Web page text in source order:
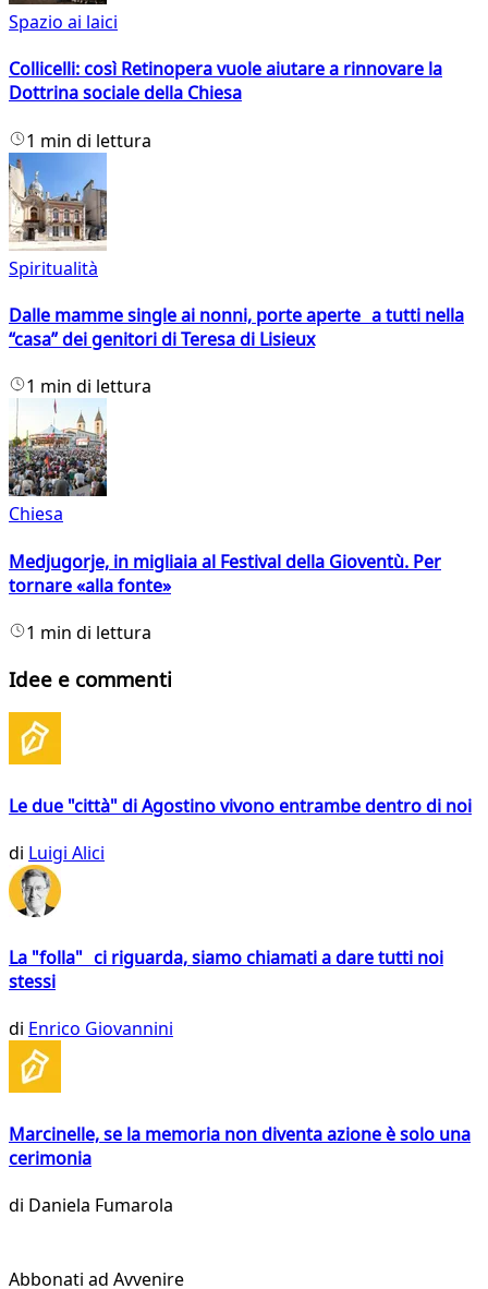
Spazio ai laici
Collicelli: così Retinopera vuole aiutare a rinnovare la
Dottrina sociale della Chiesa
1 min di lettura
Spiritualità
Dalle mamme single ai nonni, porte aperte a tutti nella
“casa” dei genitori di Teresa di Lisieux
1 min di lettura
Chiesa
Medjugorje, in migliaia al Festival della Gioventù. Per
tornare «alla fonte»
1 min di lettura
Idee e commenti
Le due "città" di Agostino vivono entrambe dentro di noi
di Luigi Alici
La "folla" ci riguarda, siamo chiamati a dare tutti noi
stessi
di Enrico Giovannini
Marcinelle, se la memoria non diventa azione è solo una
cerimonia
di Daniela Fumarola
Abbonati ad Avvenire